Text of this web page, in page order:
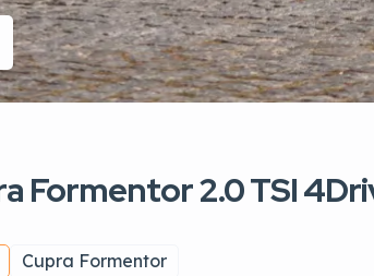
Formentor 2.0 TSI
Cupra Formentor